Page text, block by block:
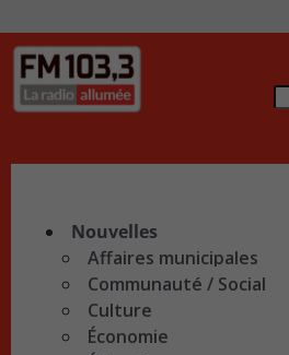
Nouvelles
Affaires municipales
Communauté / Social
Culture
Économie